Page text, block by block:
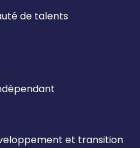
de talents
et transition